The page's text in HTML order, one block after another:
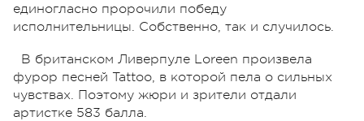
единогласно пророчили победу
исполнительницы. Собственно, так и случилось.
В британском Ливерпуле Loreen произвела
фурор песней Tattoo, в которой пела о сильных
чувствах. Поэтому жюри и зрители отдали
артистке 583 балла.